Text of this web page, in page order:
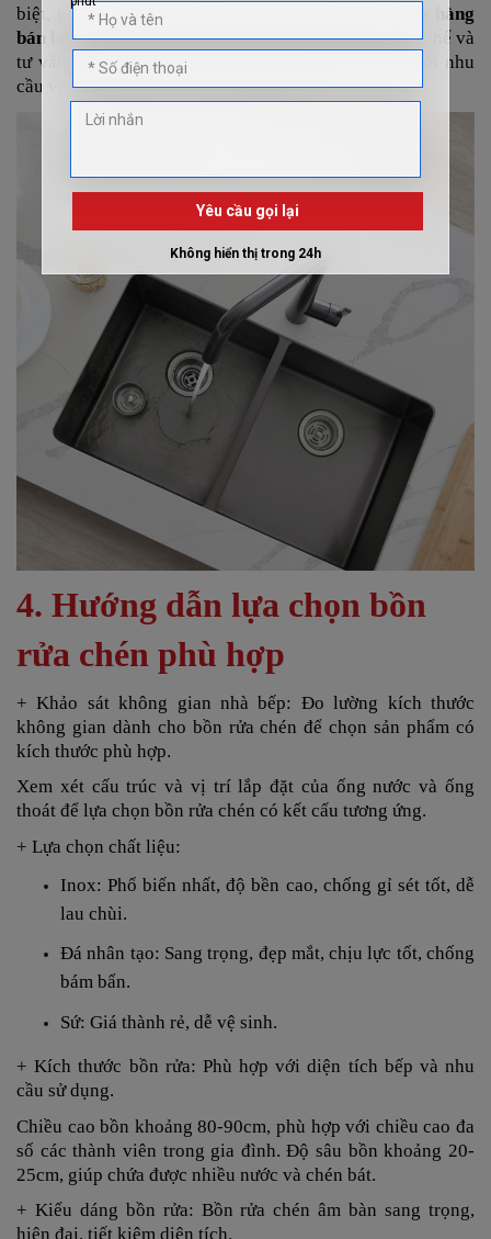
biệt, giá có thể cao hơn một chút. Liên hệ với
cửa hàng
bán bồn rửa chénNội Thất Viva để nhận báo giá cụ thể và
tư vấn về lựa chọn bồn rửa chén 2 ngăn phù hợp với nhu
cầu và ngân sách của bạn và gia đình.
4. Hướng dẫn lựa chọn bồn
rửa chén phù hợp
+ Khảo sát không gian nhà bếp: Đo lường kích thước
không gian dành cho bồn rửa chén để chọn sản phẩm có
kích thước phù hợp.
Xem xét cấu trúc và vị trí lắp đặt của ống nước và ống
thoát để lựa chọn bồn rửa chén có kết cấu tương ứng.
+ Lựa chọn chất liệu:
Inox: Phổ biến nhất, độ bền cao, chống gỉ sét tốt, dễ
lau chùi.
Đá nhân tạo: Sang trọng, đẹp mắt, chịu lực tốt, chống
bám bẩn.
Sứ: Giá thành rẻ, dễ vệ sinh.
+ Kích thước bồn rửa: Phù hợp với diện tích bếp và nhu
cầu sử dụng.
Chiều cao bồn khoảng 80-90cm, phù hợp với chiều cao đa
số các thành viên trong gia đình. Độ sâu bồn khoảng 20-
25cm, giúp chứa được nhiều nước và chén bát.
+ Kiểu dáng bồn rửa: Bồn rửa chén âm bàn sang trọng,
hiện đại, tiết kiệm diện tích.